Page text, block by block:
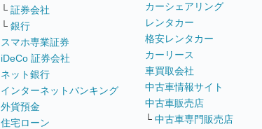
└ 証券会社
└ 銀行
スマホ専業証券
iDeCo 証券会社
ネット銀行
インターネットバンキング
外貨預金
住宅ローン
カーシェアリング
レンタカー
格安レンタカー
カーリース
車買取会社
中古車情報サイト
中古車販売店
└ 中古車専門販売店